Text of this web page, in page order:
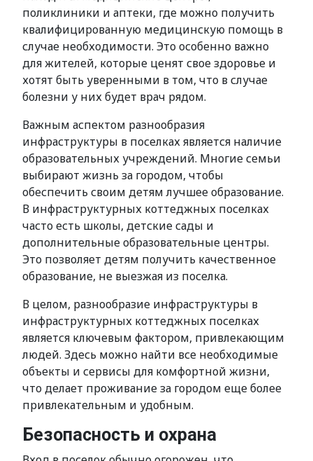
поликлиники и аптеки, где можно получить
квалифицированную медицинскую помощь в
случае необходимости. Это особенно важно
для жителей, которые ценят свое здоровье и
хотят быть уверенными в том, что в случае
болезни у них будет врач рядом.
Важным аспектом разнообразия
инфраструктуры в поселках является наличие
образовательных учреждений. Многие семьи
выбирают жизнь за городом, чтобы
обеспечить своим детям лучшее образование.
В инфраструктурных коттеджных поселках
часто есть школы, детские сады и
дополнительные образовательные центры.
Это позволяет детям получить качественное
образование, не выезжая из поселка.
В целом, разнообразие инфраструктуры в
инфраструктурных коттеджных поселках
является ключевым фактором, привлекающим
людей. Здесь можно найти все необходимые
объекты и сервисы для комфортной жизни,
что делает проживание за городом еще более
привлекательным и удобным.
Безопасность и охрана